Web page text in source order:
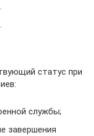
статус при
службы;
завершения